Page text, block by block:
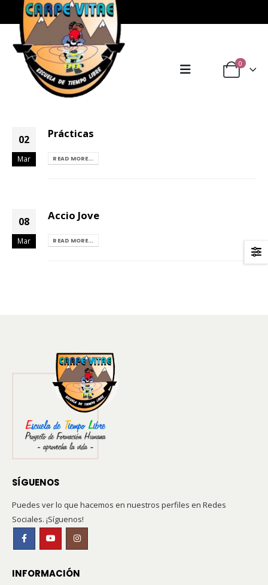
0
02
Mar
Prácticas
READ MORE...
08
Mar
Accio Jove
READ MORE...
SÍGUENOS
Puedes ver lo que hacemos en nuestros perfiles en Redes
Sociales. ¡Síguenos!
INFORMACIÓN